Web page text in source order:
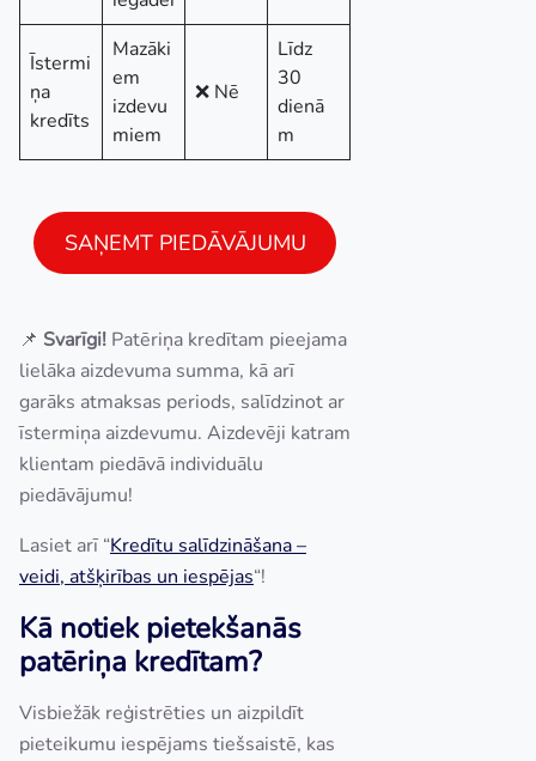
Īstermi
ņa
kredīts
Mazāki
em
izdevu
miem
❌ Nē
Līdz
30
dienā
m
SAŅEMT PIEDĀVĀJUMU
📌 Svarīgi! Patēriņa kredītam pieejama
lielāka aizdevuma summa, kā arī
garāks atmaksas periods, salīdzinot ar
īstermiņa aizdevumu. Aizdevēji katram
klientam piedāvā individuālu
piedāvājumu!
Lasiet arī “Kredītu salīdzināšana –
veidi, atšķirības un iespējas“!
Kā notiek pietekšanās
patēriņa kredītam?
Visbiežāk reģistrēties un aizpildīt
pieteikumu iespējams tiešsaistē, kas